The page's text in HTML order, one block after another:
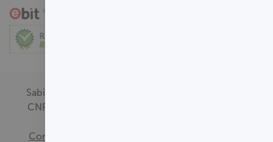
Sabin Medicina Diagnóstica -
CNPJ - 00.718.528/0001-09
Consentimento